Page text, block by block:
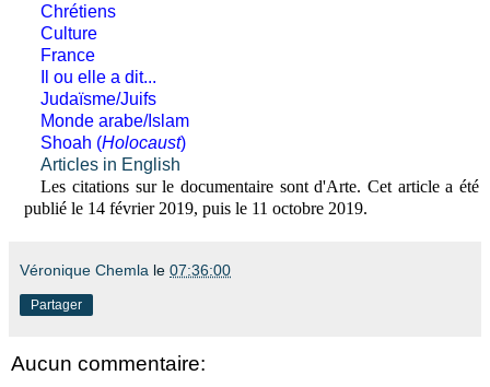
Chrétiens
Culture
France
Il ou elle a dit...
Judaïsme/Juifs
Monde arabe/Islam
Shoah (Holocaust)
Articles in English
Les citations sur le documentaire sont d'Arte. Cet article a été
publié le 14 février 2019, puis le 11 octobre 2019.
Véronique Chemla le 07:36:00
Partager
Aucun commentaire: